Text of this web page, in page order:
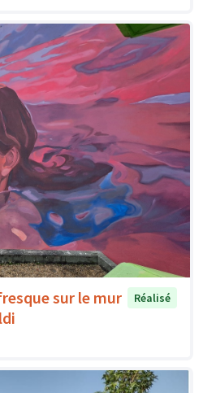
sur le mur
Réalisé